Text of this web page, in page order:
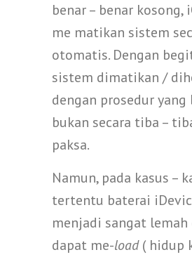
benar – benar kosong,
me matikan sistem
otomatis. Dengan
sistem dimatikan /
dengan prosedur yang
bukan secara tiba –
paksa.
Namun, pada kasus –
tertentu baterai
menjadi sangat
dapat me-load( hidup